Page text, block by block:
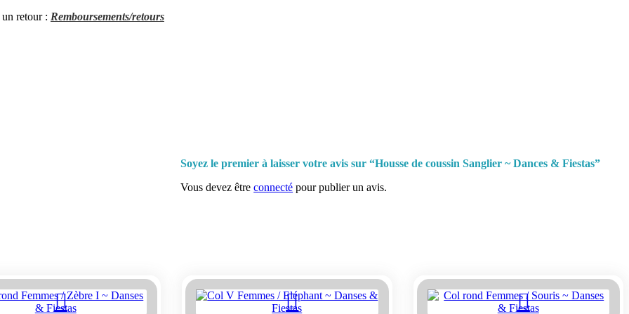
retour : Remboursements/retours
Soyez le premier à laisser votre avis sur “Housse de coussin Sanglier ~ Dances & Fiestas”
Vous devez êtreconnecté pour publier un avis.